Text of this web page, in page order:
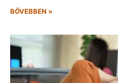
BŐVEBBEN »